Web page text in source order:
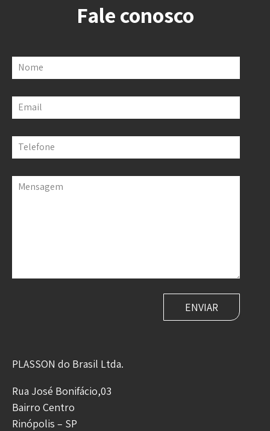
Fale conosco
Nome
Email
Telefone
Mensagem
PLASSON do Brasil Ltda.
Rua José Bonifácio,03
Bairro Centro
Rinópolis – SP